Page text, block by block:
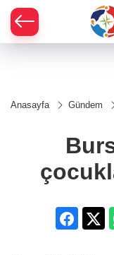
Anasayfa Gündem